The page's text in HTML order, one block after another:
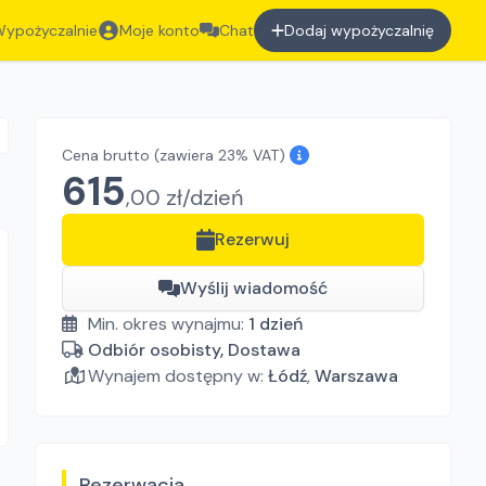
Moje konto Chat Dodaj wypożyczalnię
Cena brutto (zawiera 23% VAT)
615,00 zł/dzień
Rezerwuj
Wyślij wiadomość
Min. okres wynajmu: 1 dzień
Odbiór osobisty, Dostawa
Wynajem dostępny w: Łódź,Warszawa